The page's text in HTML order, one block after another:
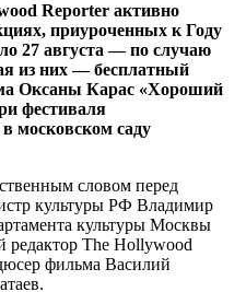
Reporter активно
приуроченных к Году
27 августа — по случаю
из них — бесплатный
Оксаны Карас «Хороший
фестиваля
московском саду
словом перед
культуры РФ Владимир
культуры Москвы
редактор The Hollywood
фильма Василий